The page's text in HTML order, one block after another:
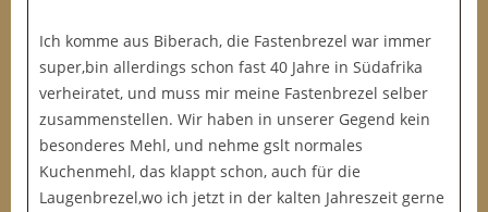
Ich komme aus Biberach, die Fastenbrezel war immer
super,bin allerdings schon fast 40 Jahre in Südafrika
verheiratet, und muss mir meine Fastenbrezel selber
zusammenstellen. Wir haben in unserer Gegend kein
besonderes Mehl, und nehme gslt normales
Kuchenmehl, das klappt schon, auch für die
Laugenbrezel,wo ich jetzt in der kalten Jahreszeit gerne